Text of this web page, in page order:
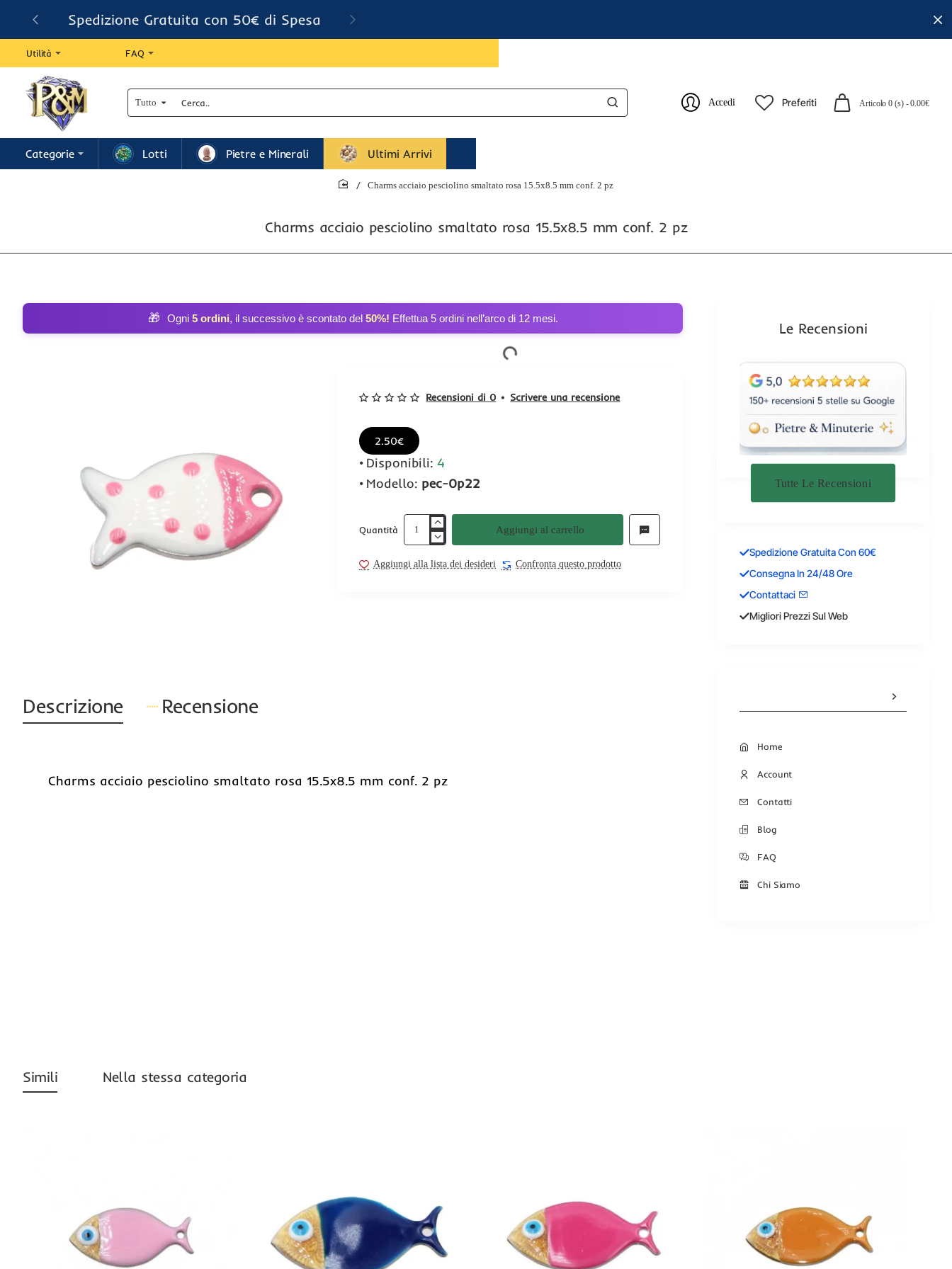
Spedizione Gratuita con 50€ di Spesa
Utilità FAQ
Tutto
Cerca.. Accedi Preferiti Articolo 0 (s) - 0.00€
Categorie Lotti Pietre e Minerali Ultimi Arrivi
Charms acciaio pesciolino smaltato rosa 15.5x8.5 mm conf. 2 pz
Charms acciaio pesciolino smaltato rosa 15.5x8.5 mm conf. 2 pz
🎁 Ogni 5 ordini, il successivo è scontato del 50%! Effettua 5 ordini nell’arco di 12 mesi.
Recensioni di 0 • Scrivere una recensione
2.50€
Disponibili: 4
Modello: pec-0p22
Quantità Aggiungi al carrello
Aggiungi alla lista dei desideri Confronta questo prodotto
Descrizione Recensione
Charms acciaio pesciolino smaltato rosa 15.5x8.5 mm conf. 2 pz
Le Recensioni
Tutte Le Recensioni
Spedizione Gratuita Con 60€
Consegna In 24/48 Ore
Contattaci
Migliori Prezzi Sul Web
Home
Account
Contatti
Blog
FAQ
Chi Siamo
Simili Nella stessa categoria